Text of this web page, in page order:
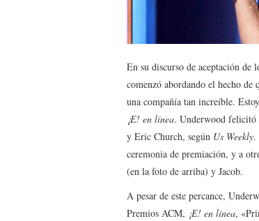
En su discurso de aceptación
comenzó abordando el hecho
una compañía tan increíble.
¡E! en línea. Underwood felicitó
y Eric Church, según Us Weekly.
ceremonia de premiación, y a
(en la foto de arriba) y Jacob.
A pesar de este percance,
Premios ACM, ¡E! en línea,